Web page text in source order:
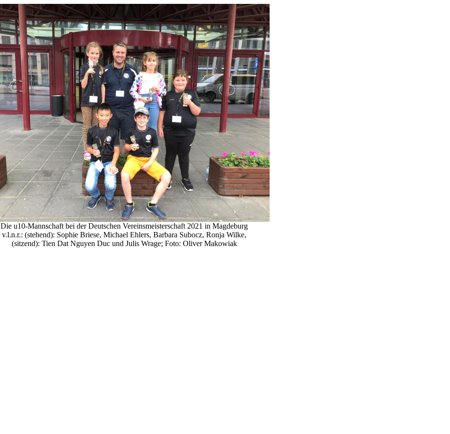
Die u10-Mannschaft bei der Deutschen Vereinsmeisterschaft 2021 in Magdeburg
v.l.n.r.: (stehend): Sophie Briese, Michael Ehlers, Barbara Subocz, Ronja Wilke,
(sitzend): Tien Dat Nguyen Duc und Julis Wrage; Foto: Oliver Makowiak